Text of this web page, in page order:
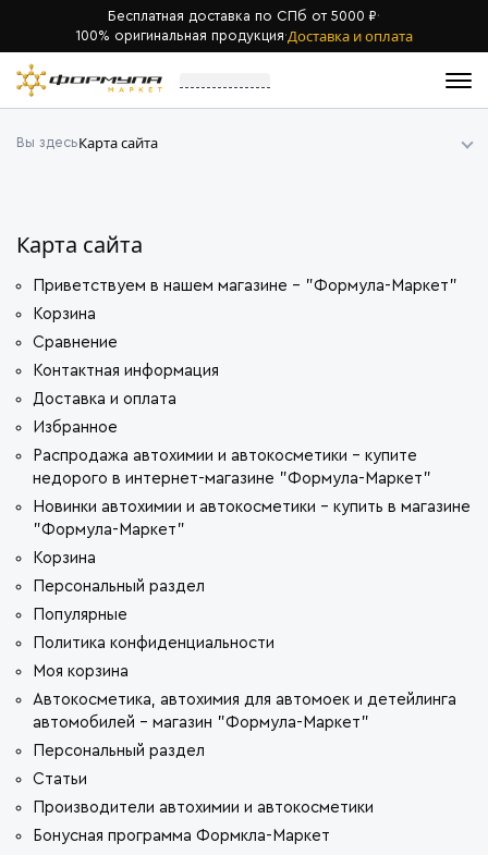
Бесплатная доставка по СПб от 5000 ₽·
100% оригинальная продукция·Доставка и оплата
Вы здесьКарта сайта
Карта сайта
Приветствуем в нашем магазине - "Формула-Маркет"
Корзина
Сравнение
Контактная информация
Доставка и оплата
Избранное
Распродажа автохимии и автокосметики - купите
недорого в интернет-магазине "Формула-Маркет"
Новинки автохимии и автокосметики - купить в магазине
"Формула-Маркет"
Корзина
Персональный раздел
Популярные
Политика конфиденциальности
Моя корзина
Автокосметика, автохимия для автомоек и детейлинга
автомобилей - магазин "Формула-Маркет"
Персональный раздел
Статьи
Производители автохимии и автокосметики
Бонусная программа Формкла-Маркет